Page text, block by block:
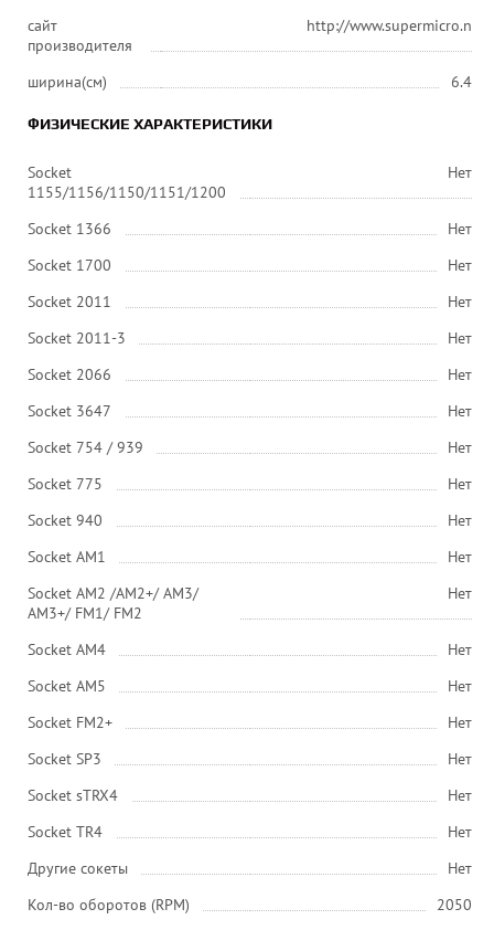
сайт
производителя
http://www.supermicro.n
ширина(см) 6.4
ФИЗИЧЕСКИЕ ХАРАКТЕРИСТИКИ
Socket
1155/1156/1150/1151/1200
Нет
Socket 1366
Нет
Socket 1700
Нет
Socket 2011
Нет
Socket 2011-3
Нет
Socket 2066
Нет
Socket 3647
Нет
Socket 754 / 939
Нет
Socket 775
Нет
Socket 940
Нет
Socket AM1
Нет
Socket AM2 /АМ2+/ АМ3/
AM3+/ FM1/ FM2
Нет
Socket AM4
Нет
Socket AM5
Нет
Socket FM2+
Нет
Socket SP3
Нет
Socket sTRX4
Нет
Socket TR4
Нет
Другие сокеты
Нет
Кол-во оборотов (RPM)
2050